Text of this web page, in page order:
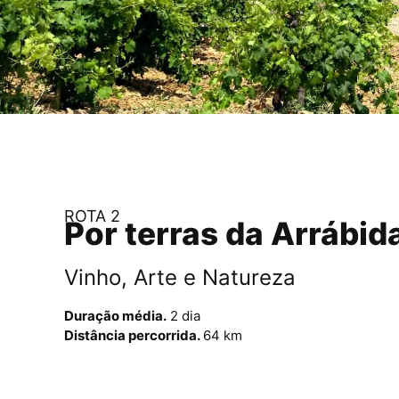
ROTA 2
Por terras da
Vinho, Arte e Natureza
Duração média. 2 dia
Distância percorrida. 64 km